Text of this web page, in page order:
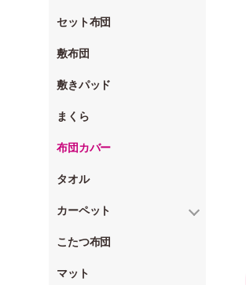
セット布団
敷布団
敷きパッド
まくら
布団カバー
タオル
カーペット
こたつ布団
マット